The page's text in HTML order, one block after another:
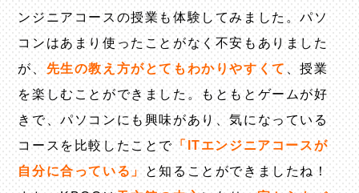
ンジニアコースの授業も体験してみました。パソ
コンはあまり使ったことがなく不安もありました
が、 先生の教え方がとてもわかりやすくて 、授業
を楽しむことができました。もともとゲームが好
きで、パソコンにも興味があり、気になっている
コースを比較したことで 「ITエンジニアコースが
自分に合っている」
と知ることができましたね！